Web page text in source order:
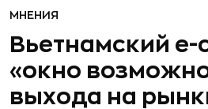
МНЕНИЯ
Вьетнамский e-
«окно
выхода на